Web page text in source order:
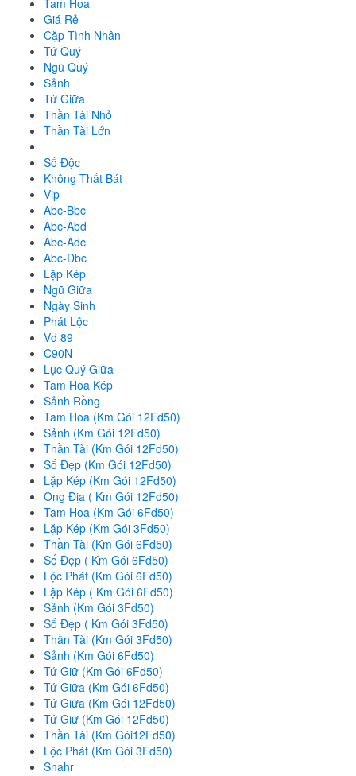
Tam Hoa
Giá Rẻ
Cặp Tình Nhân
Tứ Quý
Ngũ Quý
Sảnh
Tứ Giữa
Thần Tài Nhỏ
Thần Tài Lớn
Số Độc
Không Thất Bát
Vip
Abc-Bbc
Abc-Abd
Abc-Adc
Abc-Dbc
Lặp Kép
Ngũ Giữa
Ngày Sinh
Phát Lộc
Vd 89
C90N
Lục Quý Giữa
Tam Hoa Kép
Sảnh Rồng
Tam Hoa (Km Gói 12Fd50)
Sảnh (Km Gói 12Fd50)
Thần Tài (Km Gói 12Fd50)
Số Đẹp (Km Gói 12Fd50)
Lặp Kép (Km Gói 12Fd50)
Ông Địa ( Km Gói 12Fd50)
Tam Hoa (Km Gói 6Fd50)
Lặp Kép (Km Gói 3Fd50)
Thần Tài (Km Gói 6Fd50)
Số Đẹp ( Km Gói 6Fd50)
Lộc Phát (Km Gói 6Fd50)
Lặp Kép ( Km Gói 6Fd50)
Sảnh (Km Gói 3Fd50)
Số Đẹp ( Km Gói 3Fd50)
Thần Tài (Km Gói 3Fd50)
Sảnh (Km Gói 6Fd50)
Tứ Giữ (Km Gói 6Fd50)
Tứ Giữa (Km Gói 6Fd50)
Tứ Giữa (Km Gói 12Fd50)
Tứ Giữ (Km Gói 12Fd50)
Thần Tài (Km Gói12Fd50)
Lộc Phát (Km Gói 3Fd50)
Snahr